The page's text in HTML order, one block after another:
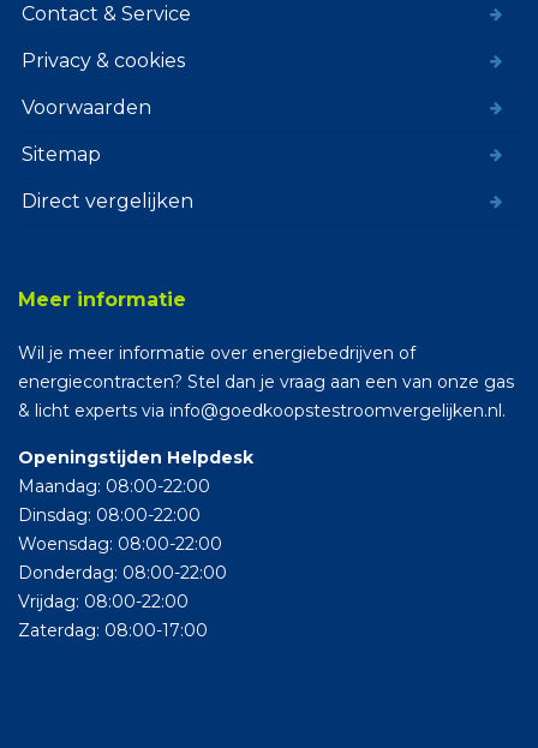
Contact & Service
Privacy & cookies
Voorwaarden
Sitemap
Direct vergelijken
Meer informatie
Wil je meer informatie over energiebedrijven of
energiecontracten? Stel dan je vraag aan een van onze gas
& licht experts via info@goedkoopstestroomvergelijken.nl.
Openingstijden Helpdesk
Maandag: 08:00-22:00
Dinsdag: 08:00-22:00
Woensdag: 08:00-22:00
Donderdag: 08:00-22:00
Vrijdag: 08:00-22:00
Zaterdag: 08:00-17:00